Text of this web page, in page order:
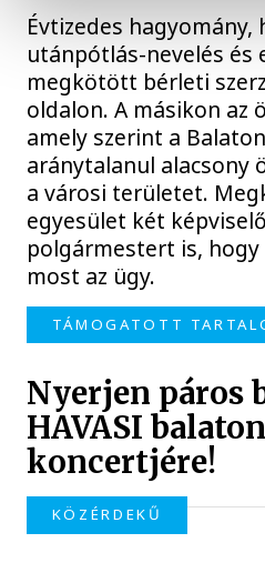
Évtizedes hagyomány,
utánpótlás-nevelés és
megkötött bérleti
oldalon. A másikon az
amely szerint a
aránytalanul alacsony
a városi területet.
egyesület két
polgármestert is,
most az ügy.
TÁMOGATOTT
Nyerjen páros
HAVASI
koncertjére!
KÖZÉRDEKŰ